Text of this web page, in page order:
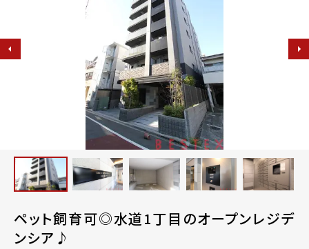
ペット飼育可◎水道1丁目のオープンレジデ
ンシア♪